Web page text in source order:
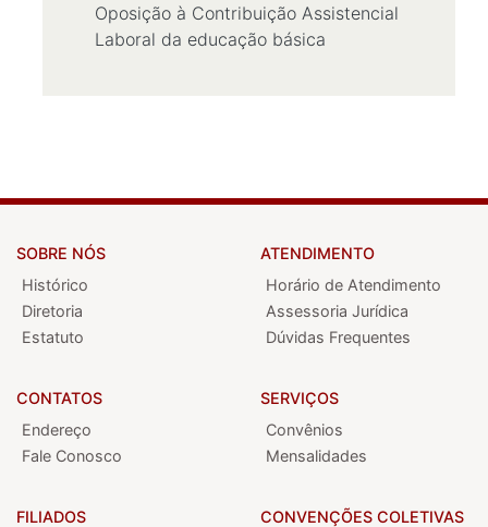
Oposição à Contribuição Assistencial
Laboral da educação básica
SOBRE NÓS
Histórico
Diretoria
Estatuto
CONTATOS
Endereço
Fale Conosco
ATENDIMENTO
Horário de Atendimento
Assessoria Jurídica
Dúvidas Frequentes
SERVIÇOS
Convênios
Mensalidades
FILIADOS
CONVENÇÕES COLETIVAS